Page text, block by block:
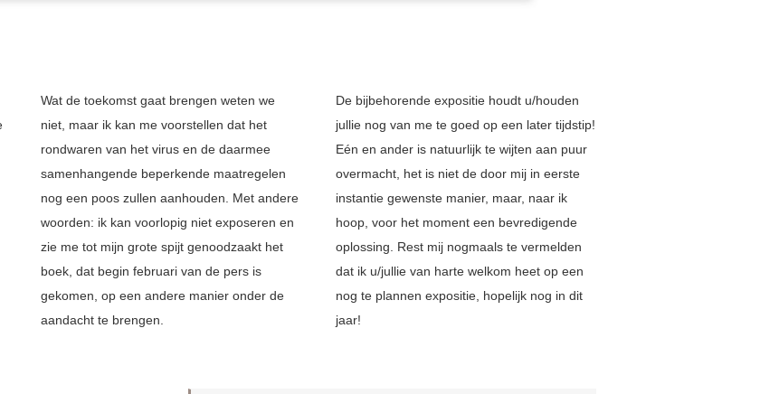
Wat de toekomst gaat brengen weten we
niet, maar ik kan me voorstellen dat het
rondwaren van het virus en de daarmee
samenhangende beperkende maatregelen
nog een poos zullen aanhouden. Met andere
woorden: ik kan voorlopig niet exposeren en
zie me tot mijn grote spijt genoodzaakt het
boek, dat begin februari van de pers is
gekomen, op een andere manier onder de
aandacht te brengen.
De bijbehorende expositie houdt u/houden
jullie nog van me te goed op een later tijdstip!
Eén en ander is natuurlijk te wijten aan puur
overmacht, het is niet de door mij in eerste
instantie gewenste manier, maar, naar ik
hoop, voor het moment een bevredigende
oplossing. Rest mij nogmaals te vermelden
dat ik u/jullie van harte welkom heet op een
nog te plannen expositie, hopelijk nog in dit
jaar!